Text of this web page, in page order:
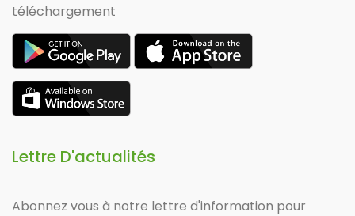
téléchargement
Lettre D'actualités
Abonnez vous à notre lettre d'information pour